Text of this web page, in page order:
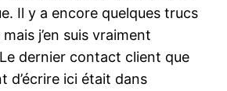
Il y a encore quelques trucs
j’en suis vraiment
dernier contact client que
d’écrire ici était dans